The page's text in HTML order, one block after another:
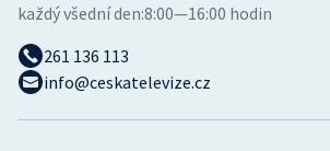
každý všední den:8:00—16:00 hodin
261 136 113
info@ceskatelevize.cz